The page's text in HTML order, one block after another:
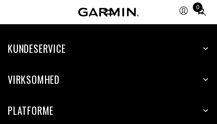
0
Total
items
cart:
KUNDESERVICE
VIRKSOMHED
PLATFORME